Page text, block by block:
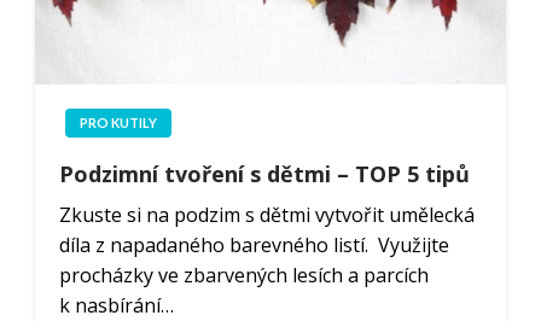
PRO KUTILY
Podzimní tvoření s dětmi – TOP 5 tipů
Zkuste si na podzim s dětmi vytvořit umělecká
díla z napadaného barevného listí. Využijte
procházky ve zbarvených lesích a parcích
k nasbírání…